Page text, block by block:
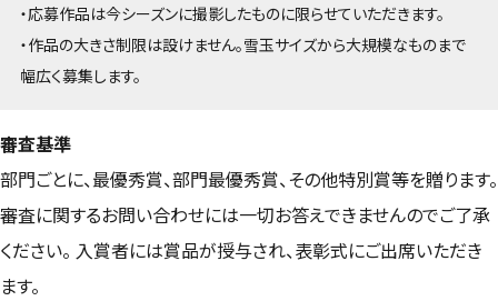
・応募作品は今シーズンに撮影したものに限らせていただきます。
・作品の大きさ制限は設けません。雪玉サイズから大規模なものまで
幅広く募集します。
審査基準
部門ごとに、最優秀賞、部門最優秀賞、その他特別賞等を贈ります。
審査に関するお問い合わせには一切お答えできませんのでご了承
ください。 入賞者には賞品が授与され、表彰式にご出席いただき
ます。